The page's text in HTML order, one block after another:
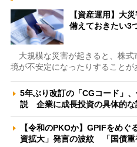
【資産運用】大
備えておきたい3
大規模な災害が起きると、株式
境が不安定になったりすること
5年ぶり改訂の「CGコード」
説 企業に成長投資の具体的
【令和のPKOか】GPIFをめ
資拡大」発言の波紋 「国債